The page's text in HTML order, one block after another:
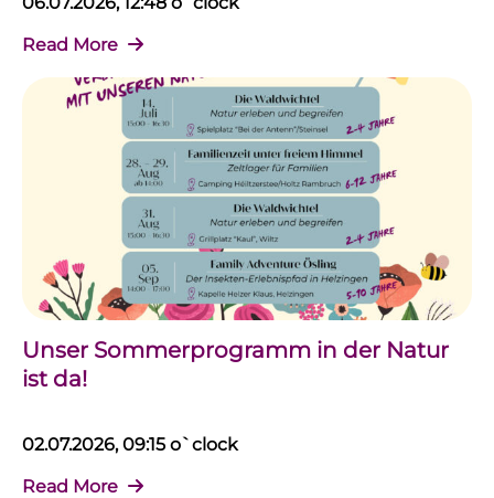
Read More
Unser Sommerprogramm in der Natur
ist da!
02.07.2026, 09:15 o`clock
Read More